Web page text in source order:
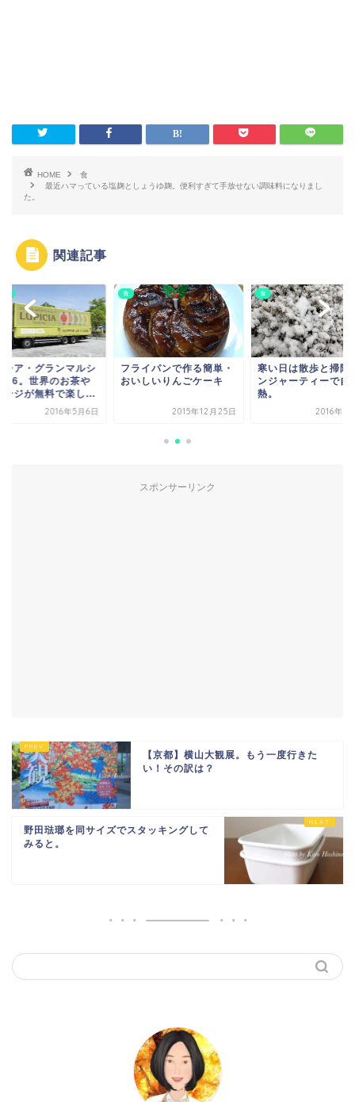
HOME
食
最近ハマっている塩麹としょうゆ麹。便利すぎて手放せない調味料になりまし
た。
関連記事
シア・グランマルシ
。世界のお茶や
ージが無料で楽し...
2016年5月6日
食
フライパンで作る簡単・
おいしいりんごケーキ
2015年12月25日
食
寒い日は散歩と掃除
ンジャーティーで自
熱。
2016年1
スポンサーリンク
【京都】横山大観展。もう一度行きた
い！その訳は？
野田琺瑯を同サイズでスタッキングして
みると。